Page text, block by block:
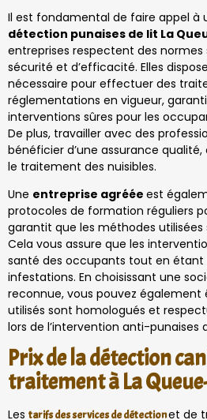
Il est fondamental de faire appel à
détection punaises de lit La
entreprises respectent des
sécurité et d’efficacité. Elles
nécessaire pour effectuer des
réglementations en vigueur,
interventions sûres pour les
De plus, travailler avec des
bénéficier d’une assurance
le traitement des nuisibles.
Une entreprise agréée est
protocoles de formation réguliers
garantit que les méthodes
Cela vous assure que les
santé des occupants tout en
infestations. En choisissant une
reconnue, vous pouvez également
utilisés sont homologués et
lors de l’intervention anti-punaises
Prix de la détection
traitement à La
Les tarifs des services de détectionet de